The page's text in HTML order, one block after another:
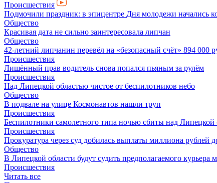
Происшествия
Подмочили праздник: в эпицентре Дня молодежи начались
Общество
Красивая дата не сильно заинтересовала липчан
Общество
42-летний липчанин перевёл на «безопасный счёт» 894 000
Происшествия
Лишённый прав водитель снова попался пьяным за рулём
Происшествия
Над Липецкой областью чистое от беспилотников небо
Общество
В подвале на улице Космонавтов нашли труп
Происшествия
Беспилотники самолетного типа ночью сбиты над Липецкой
Происшествия
Прокуратура через суд добилась выплаты миллиона рублей
Общество
В Липецкой области будут судить предполагаемого курьера
Происшествия
Читать все